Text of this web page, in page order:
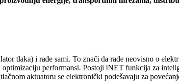
tlaka) i rade sami. To znači da rade neovisno o
performansi. Postoji iNET funkcija za
aktuatoru se elektronički podešavaju za